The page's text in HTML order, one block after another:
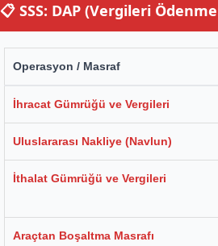
📋 SSS: DAP (Vergileri
Operasyon / Masraf
İhracat Gümrüğü ve Vergileri
Uluslararası Nakliye (Navlun)
İthalat Gümrüğü ve Vergileri
Araçtan Boşaltma Masrafı